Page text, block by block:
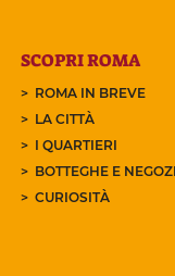
SCOPRI ROMA
ROMA IN BREVE
LA CITTÀ
I QUARTIERI
BOTTEGHE E
CURIOSITÀ